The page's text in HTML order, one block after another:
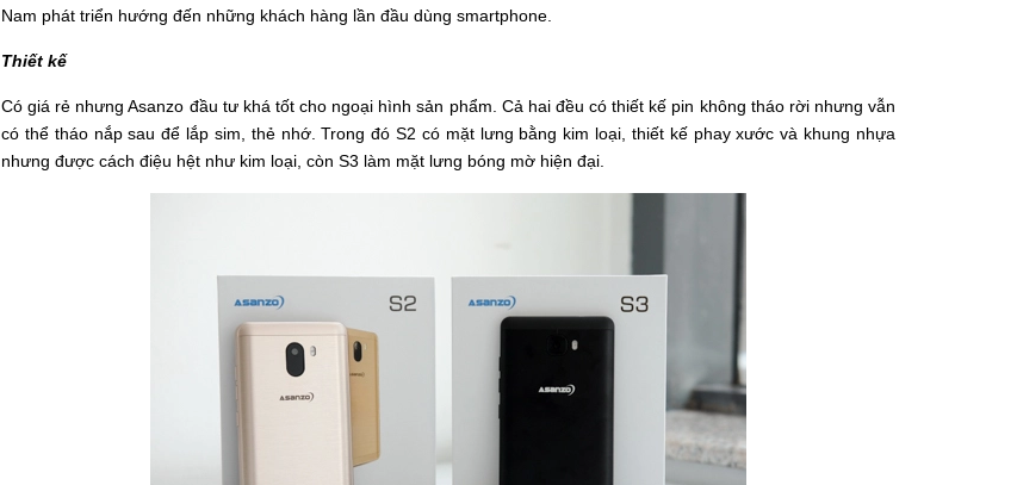
Nam phát triển hướng đến những khách hàng lần đầu dùng smartphone.
Thiết kế
Có giá rẻ nhưng Asanzo đầu tư khá tốt cho ngoại hình sản phẩm. Cả hai đều có thiết kế pin không tháo rời nhưng vẫn
có thể tháo nắp sau để lắp sim, thẻ nhớ. Trong đó S2 có mặt lưng bằng kim loại, thiết kế phay xước và khung nhựa
nhưng được cách điệu hệt như kim loại, còn S3 làm mặt lưng bóng mờ hiện đại.